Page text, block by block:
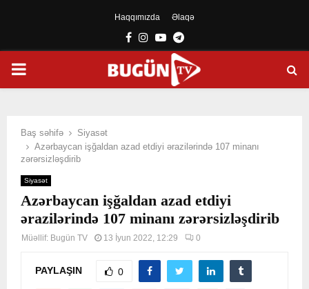
Haqqımızda Əlaqə
Facebook
Instagram
YoutubeTelegram
PRIMARY
Baş səhifə
Siyasət
Azərbaycan işğaldan azad etdiyi ərazilərində 107 minanı
zərərsizləşdirib
Siyasət
Azərbaycan işğaldan azad etdiyi
ərazilərində 107 minanı zərərsizləşdirib
Müəllif: Bugün TV 13 İyun 2022, 12:29 0
PAYLAŞIN 0